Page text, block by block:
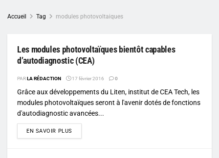
Accueil Tag modules photovoltaiques
Les modules photovoltaïques bientôt capables
d’autodiagnostic (CEA)
PARLA RÉDACTION 17 février 2016 0
Grâce aux développements du Liten, institut de CEA Tech, les
modules photovoltaïques seront à l'avenir dotés de fonctions
d'autodiagnostic avancées...
EN SAVOIR PLUS